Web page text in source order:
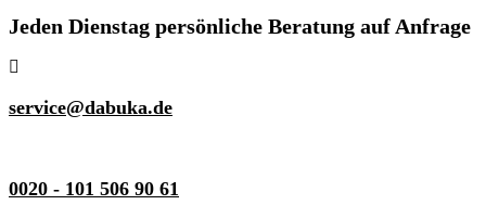
Jeden Dienstag persönliche Beratung auf Anfrage
service@dabuka.de
0020 - 101 506 90 61